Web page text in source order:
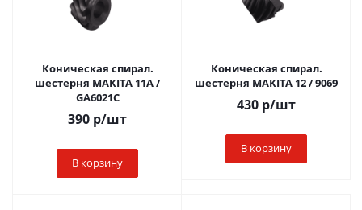
Коническая спирал.
шестерня MAKITA 11А /
GA6021C
390 р/шт
В корзину
Коническая спирал.
шестерня MAKITA 12 / 9069
430 р/шт
В корзину